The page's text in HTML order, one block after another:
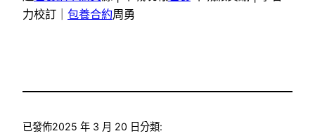
力校訂｜ 包養合約周勇
已發佈2025 年 3 月 20 日分類: